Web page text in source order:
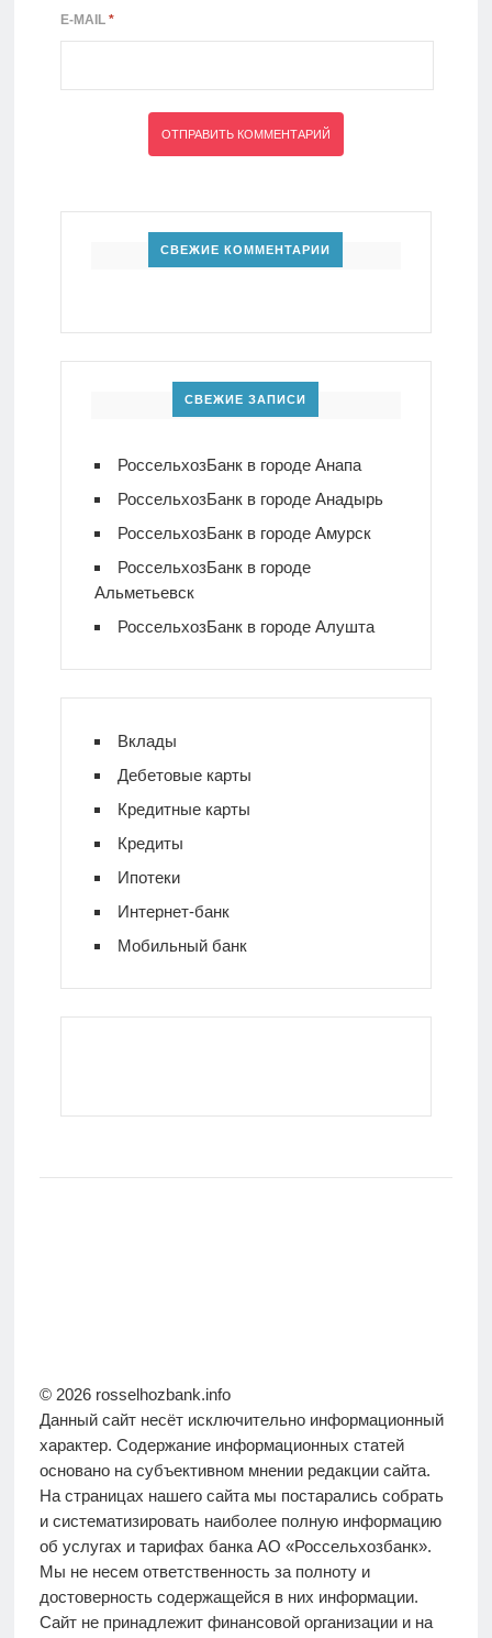
E-MAIL *
СВЕЖИЕ КОММЕНТАРИИ
СВЕЖИЕ ЗАПИСИ
РоссельхозБанк в городе Анапа
РоссельхозБанк в городе Анадырь
РоссельхозБанк в городе Амурск
РоссельхозБанк в городе
Альметьевск
РоссельхозБанк в городе Алушта
Вклады
Дебетовые карты
Кредитные карты
Кредиты
Ипотеки
Интернет-банк
Мобильный банк
© 2026 rosselhozbank.info
Данный сайт несёт исключительно информационный
характер. Содержание информационных статей
основано на субъективном мнении редакции сайта.
На страницах нашего сайта мы постарались собрать
и систематизировать наиболее полную информацию
об услугах и тарифах банка АО «Россельхозбанк».
Мы не несем ответственность за полноту и
достоверность содержащейся в них информации.
Сайт не принадлежит финансовой организации и на